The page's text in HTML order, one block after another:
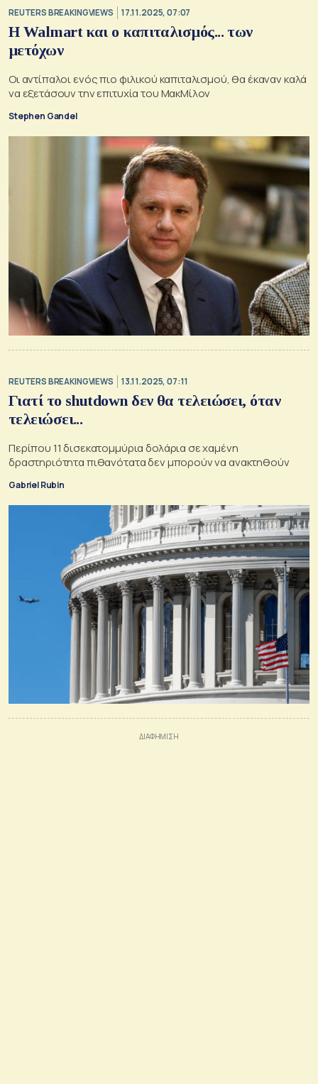
REUTERS BREAKINGVIEWS 17.11.2025, 07:07
Η Walmart και ο καπιταλισμός... των
μετόχων
Οι αντίπαλοι ενός πιο φιλικού καπιταλισμού, θα έκαναν καλά
να εξετάσουν την επιτυχία του ΜακΜίλον
Stephen Gandel
REUTERS BREAKINGVIEWS 13.11.2025, 07:11
Γιατί το shutdown δεν θα τελειώσει, όταν
τελειώσει...
Περίπου 11 δισεκατομμύρια δολάρια σε χαμένη
δραστηριότητα πιθανότατα δεν μπορούν να ανακτηθούν
Gabriel Rubin